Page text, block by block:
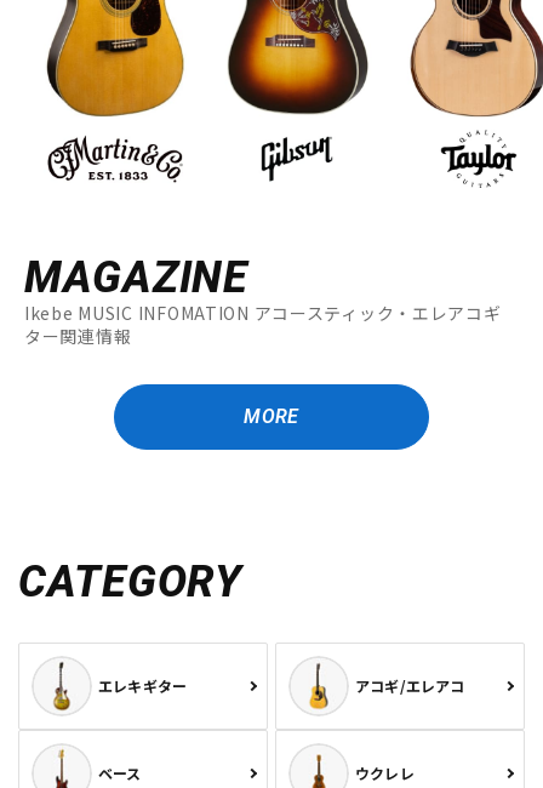
MAGAZINE
Ikebe MUSIC INFOMATION アコースティック・エレアコギ
ター関連情報
MORE
CATEGORY
エレキギター アコギ/エレアコ
ベース ウクレレ